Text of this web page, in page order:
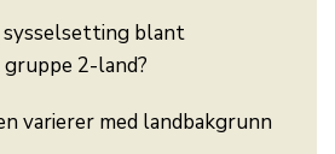
blant
2-land?
varierer med landbakgrunn